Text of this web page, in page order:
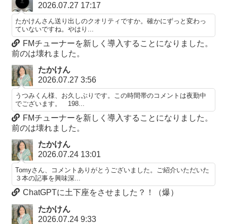
2026.07.27 17:17
たかけんさん送り出しのクオリティですか。確かにずっと変わっ
ていないですね。やはり...
FMチューナーを新しく導入することになりました。
前のは壊れました。
たかけん
2026.07.27 3:56
うつみくん様、お久しぶりです。この時間帯のコメントは夜勤中
でございます。 198...
FMチューナーを新しく導入することになりました。
前のは壊れました。
たかけん
2026.07.24 13:01
Tomyさん、コメントありがとうございました。ご紹介いただいた
３本の記事を興味深...
ChatGPTに土下座をさせました？！（爆）
たかけん
2026.07.24 9:33